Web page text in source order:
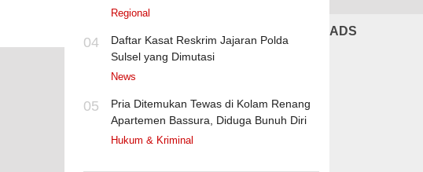
Regional
04
Daftar Kasat Reskrim Jajaran Polda
Sulsel yang Dimutasi
News
05
Pria Ditemukan Tewas di Kolam Renang
Apartemen Bassura, Diduga Bunuh Diri
Hukum & Kriminal
ADS